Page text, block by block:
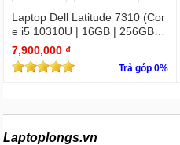
Laptop Dell Latitude 7310 (Cor
e i5 10310U | 16GB | 256GB | I
ntel UHD | 13.3 FHD Cảm ứng
7,900,000 ₫
Trả góp 0%
Laptoplongs.vn